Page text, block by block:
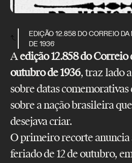
EDIÇÃO 12.858 DO CORREIO DA
DE 1936
Aedição 12.858 do Correio
outubro de 1936, traz lado
sobre datas
sobre a nação brasileira
desejava criar.
O primeiro recorte anuncia
feriado de 12 de outubro,